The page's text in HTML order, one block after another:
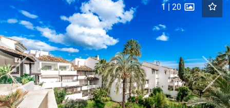
Previous Next
1 | 20